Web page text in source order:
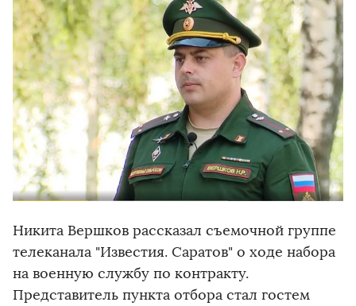
Никита Вершков рассказал съемочной группе
телеканала "Известия. Саратов" о ходе набора
на военную службу по контракту.
Представитель пункта отбора стал гостем